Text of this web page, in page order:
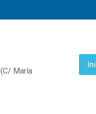
María